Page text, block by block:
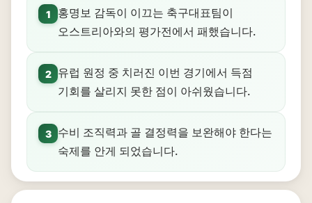
1
홍명보 감독이 이끄는 축구대표팀이
오스트리아와의 평가전에서 패했습니다.
2
유럽 원정 중 치러진 이번 경기에서 득점
기회를 살리지 못한 점이 아쉬웠습니다.
3
수비 조직력과 골 결정력을 보완해야 한다는
숙제를 안게 되었습니다.